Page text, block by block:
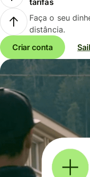
tarifas
Faça o seu
distância.
Criar conta